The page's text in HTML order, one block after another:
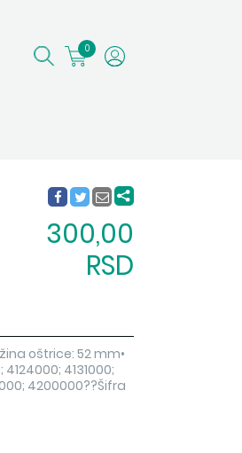
0
300,00
RSD
oštrice: 52 mm•
4131000;
4200000??Šifra